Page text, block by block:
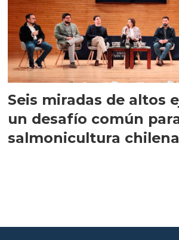
Seis miradas de altos
un desafío común
salmonicultura chilena